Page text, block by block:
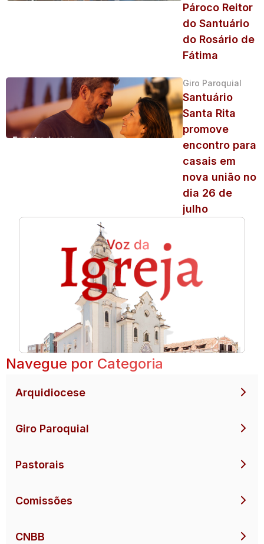
Pároco Reitor
do Santuário
do Rosário de
Fátima
Giro Paroquial
Santuário
Santa Rita
promove
encontro para
casais em
nova união no
dia 26 de
julho
Navegue por Categoria
Arquidiocese
Giro Paroquial
Pastorais
Comissões
CNBB